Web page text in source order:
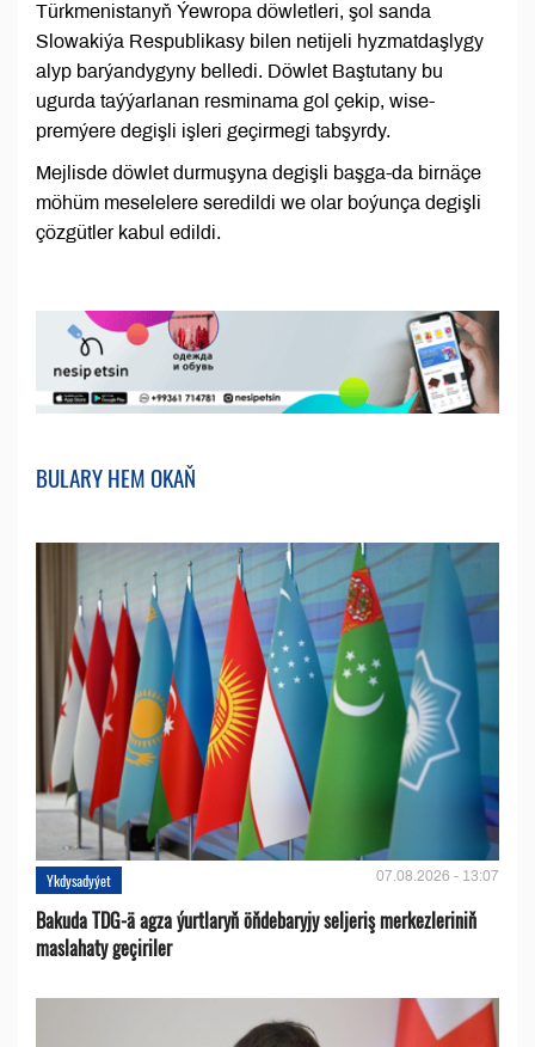
Türkmenistanyň Ýewropa döwletleri, şol sanda
Slowakiýa Respublikasy bilen netijeli hyzmatdaşlygy
alyp barýandygyny belledi. Döwlet Baştutany bu
ugurda taýýarlanan resminama gol çekip, wise-
premýere degişli işleri geçirmegi tabşyrdy.
Mejlisde döwlet durmuşyna degişli başga-da birnäçe
möhüm meselelere seredildi we olar boýunça degişli
çözgütler kabul edildi.
BULARY HEM OKAŇ
Ykdysadyýet 07.08.2026 - 13:07
Bakuda TDG-ä agza ýurtlaryň öňdebaryjy seljeriş merkezleriniň
maslahaty geçiriler